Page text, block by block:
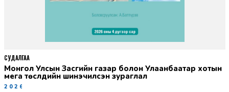
Монгол Улсын Засгийн газар болон Улаанбаатар хотын
мега төслүүдийн шинэчилсэн зураглал
2026-06-29
СУДАЛГАА